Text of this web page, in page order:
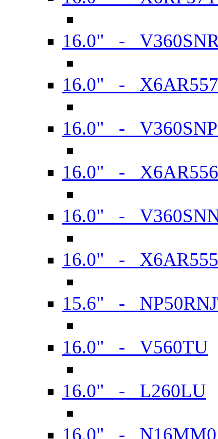
16.0" -
16.0" -
16.0" -
16.0" -
16.0" -
16.0" -
15.6" -
16.0" - V560TU
16.0" - L260LU
16.0" - N16MM0